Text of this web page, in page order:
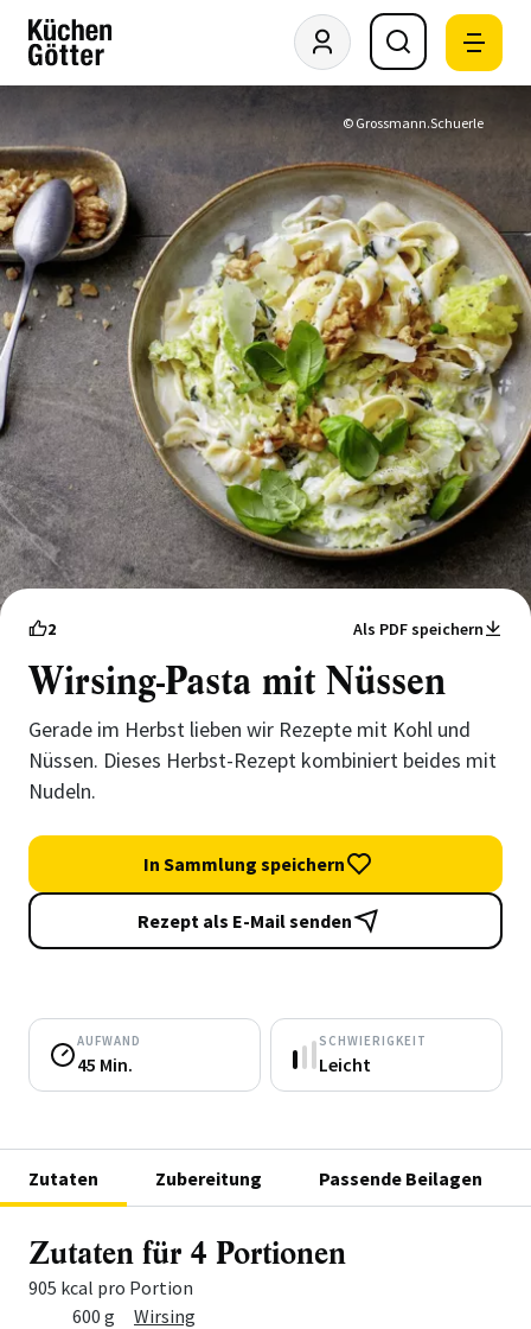
© Grossmann.Schuerle
2 Als PDF speichern
Wirsing-Pasta mit Nüssen
Gerade im Herbst lieben wir Rezepte mit Kohl und
Nüssen. Dieses Herbst-Rezept kombiniert beides mit
Nudeln.
In Sammlung speichern
Rezept als E-Mail senden
AUFWAND
45 Min.
SCHWIERIGKEIT
Leicht
Zutaten Zubereitung Passende Beilagen
Zutaten für 4 Portionen
905 kcal pro Portion
MengeZutat
600 g
Wirsing